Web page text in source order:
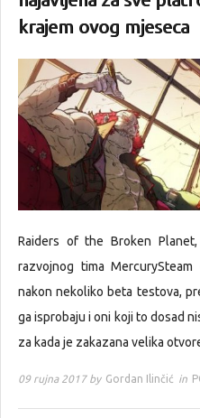
krajem ovog mjeseca
Raiders of the Broken
razvojnog tima MercurySteam
nakon nekoliko beta testova,
ga isprobaju i oni koji to dosad
za kada je zakazana velika
09 rujna 2017 by Gordan Ilinčić in